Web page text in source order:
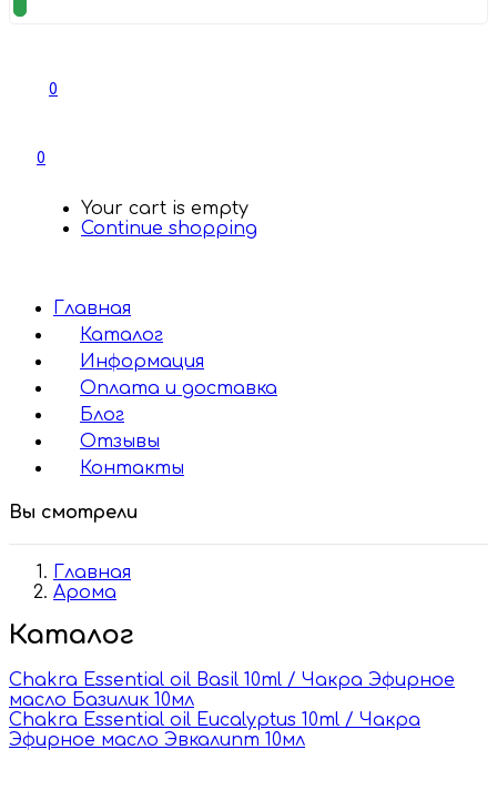
0
0
Your cart is empty
Continue shopping
Главная
Каталог
Информация
Оплата и доставка
Блог
Отзывы
Контакты
Вы смотрели
Главная
Арома
Каталог
Chakra Essential oil Basil 10ml / Чакра Эфирное
масло Базилик 10мл
Chakra Essential oil Eucalyptus 10ml / Чакра
Эфирное масло Эвкалипт 10мл